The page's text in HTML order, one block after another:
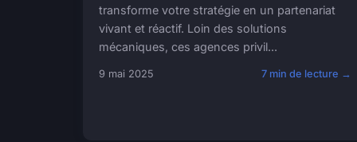
transforme votre stratégie en un partenariat
vivant et réactif. Loin des solutions
mécaniques, ces agences privil...
9 mai 2025 7 min de lecture →